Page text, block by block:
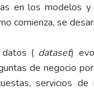
en los modelos y
comienza, se
( dataset)
de negocio
servicios